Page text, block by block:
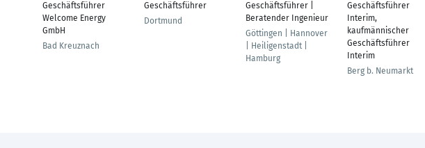
Geschäftsführer
Welcome Energy
GmbH
Bad Kreuznach
Geschäftsführer
Dortmund
Geschäftsführer |
Beratender Ingenieur
Göttingen | Hannover
| Heiligenstadt |
Hamburg
Geschäftsführer
Interim,
kaufmännischer
Geschäftsführer
Interim
Berg b. Neumarkt